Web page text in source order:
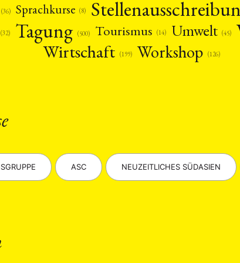
Mitgliedern (4) Art ASIEN (Zeitschrift) (25)
(36) Sprachkurse (8)
(32) Tagung (500) Tourismus (14) Umwelt (45)
Wirtschaft (199) Workshop (126)
ASC NEUZEITLICHES SÜDASIEN